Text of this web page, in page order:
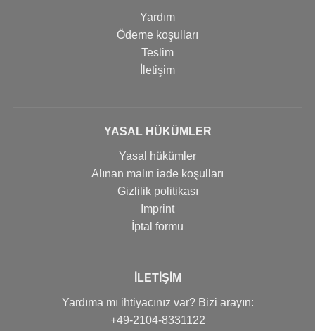
Yardım
Ödeme koşulları
Teslim
İletişim
YASAL HÜKÜMLER
Yasal hükümler
Alınan malın iade koşulları
Gizlilik politikası
Imprint
İptal formu
İLETIŞIM
Yardıma mı ihtiyacınız var? Bizi arayın:
+49-2104-8331122